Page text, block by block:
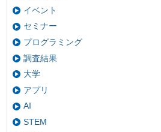
イベント
セミナー
プログラミング
調査結果
大学
アプリ
AI
STEM